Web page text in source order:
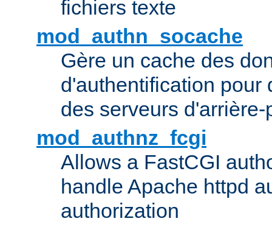
fichiers texte
mod_authn_socache
Gère un cache des
d'authentification pour
des serveurs d'arrière-
mod_authnz_fcgi
Allows a FastCGI
handle Apache httpd
authorization